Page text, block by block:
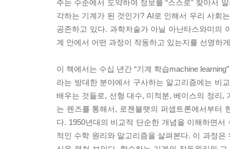
주는 수준에서 도약하여 정보를 “스스로” 찾아서
각하는 기계가 된 것인가? AI로 인해서 우리 사회
공존하고 있다. 과학저술가 아닐 아난타스와미의
계 안에서 어떤 과정이 작동하고 있는지를 선명하
이 책에서는 수십 년간 “기계 학습machine
라는 방대한 분야에서 구사하는 알고리즘에는 비
배우는 것들로, 선형 대수, 미적분, 베이스의 정리
는 렌즈를 통해서, 로젠블랫의 퍼셉트론에서부터
다. 1950년대의 비교적 단순한 개념을 이해하면
적인 수학 원리와 알고리즘을 살펴본다. 이 과정